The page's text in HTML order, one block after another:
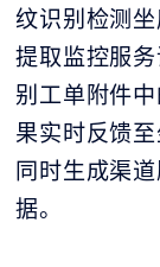
纹识别检测
提取监控服
别工单附件
果实时反馈
同时生成渠
据。